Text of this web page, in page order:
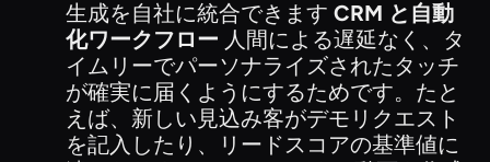
生成を自社に統合できます CRM と自動
化ワークフロー 人間による遅延なく、タ
イムリーでパーソナライズされたタッチ
が確実に届くようにするためです。たと
えば、新しい見込み客がデモリクエスト
を記入したり、リードスコアの基準値に